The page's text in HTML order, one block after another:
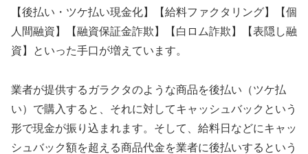
【後払い・ツケ払い現金化】【給料ファクタリング】【個
人間融資】【融資保証金詐欺】【白ロム詐欺】【表隠し融
資】といった手口が増えています。
業者が提供するガラクタのような商品を後払い（ツケ払
い）で購入すると、それに対してキャッシュバックという
形で現金が振り込まれます。そして、給料日などにキャッ
シュバック額を超える商品代金を業者に後払いするという